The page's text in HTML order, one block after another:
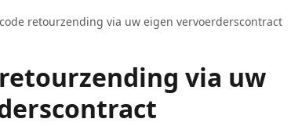
code retourzending via uw eigen vervoerderscontract
retourzending via uw